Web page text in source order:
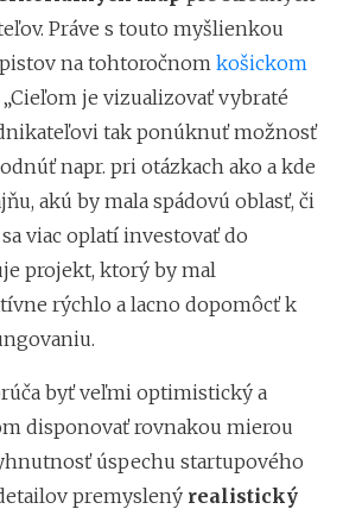
Práve s touto myšlienkou
na tohtoročnom košickom
„Cieľom je vizualizovať vybraté
tak ponúknuť možnosť
napr. pri otázkach ako a kde
akú by mala spádovú oblasť, či
viac oplatí investovať do
projekt, ktorý by mal
rýchlo a lacno dopomôcť k
byť veľmi optimistický a
disponovať rovnakou mierou
úspechu startupového
premyslený realistický